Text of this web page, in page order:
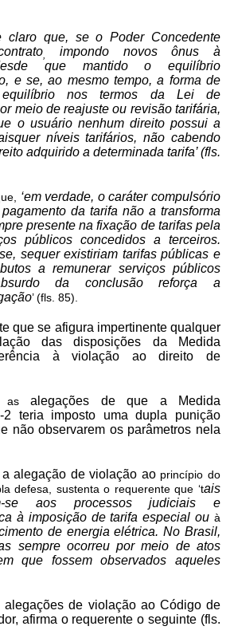
claro que, se o Poder Concedente
,
impondo novos ônus à
que mantido o equilíbrio
e se, ao mesmo tempo, a forma de
equilíbrio nos termos da Lei de
meio de reajuste ou revisão tarifária,
o usuário nenhum direito possui a
níveis tarifários, não cabendo
adquirido a determinada tarifa’ (fls.
‘em verdade, o caráter compulsório
da tarifa não a transforma
presente na fixação de tarifas pela
públicos concedidos a terceiros.
sequer existiriam tarifas públicas e
a remunerar serviços públicos
da conclusão reforça a
’ (fls. 85).
que se afigura impertinente qualquer
das disposições da Medida
à violação ao direito de
as alegações de que a Medida
2 teria imposto uma dupla punição
não observarem os parâmetros nela
alegação de violação ao princípio do
defesa, sustenta o requerente que ‘tais
se aos processos judiciais e
à imposição de tarifa especial ou à
de energia elétrica. No Brasil,
sempre ocorreu por meio de atos
que fossem observados aqueles
alegações de violação ao Código de
afirma o requerente o seguinte (fls.